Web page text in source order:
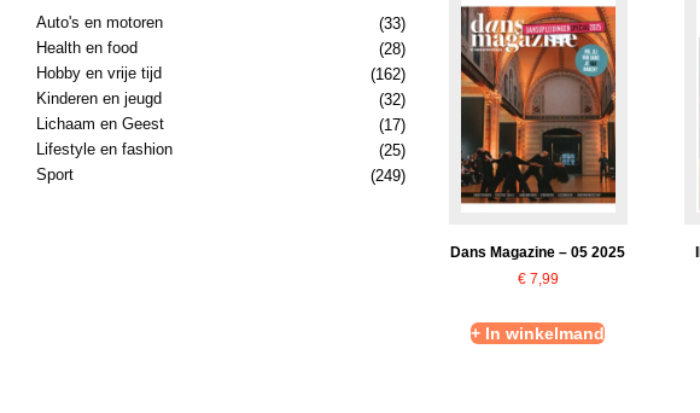
Auto's en motoren
(33)
Health en food
(28)
Hobby en vrije tijd
(162)
Kinderen en jeugd
(32)
Lichaam en Geest
(17)
Lifestyle en fashion
(25)
Sport
(249)
Dans Magazine – 05 2025
€7,99
+ In winkelmand